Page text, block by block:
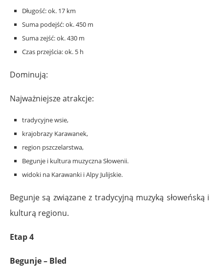
Długość: ok. 17 km
Suma podejść: ok. 450 m
Suma zejść: ok. 430 m
Czas przejścia: ok. 5 h
Dominują:
Najważniejsze atrakcje:
tradycyjne wsie,
krajobrazy Karawanek,
region pszczelarstwa,
Begunje i kultura muzyczna Słowenii.
widoki na Karawanki i Alpy Julijskie.
Begunje są związane z tradycyjną muzyką słoweńską i
kulturą regionu.
Etap 4
Begunje – Bled